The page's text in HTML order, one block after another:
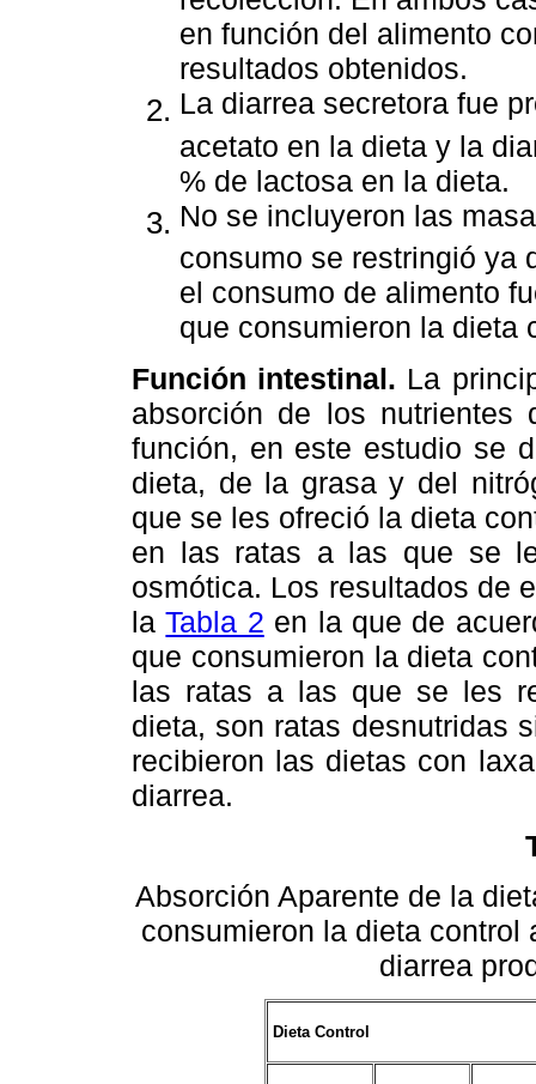
en función del alimento
resultados obtenidos.
La diarrea secretora fue
acetato en la dieta y la
% de lactosa en la dieta.
No se incluyeron las
consumo se restringió ya
el consumo de alimento
que consumieron la dieta
Función intestinal. La
absorción de los
función, en este estudio se
dieta, de la grasa y del
que se les ofreció la dieta
en las ratas a las que se
osmótica. Los resultados de
laTabla 2 en la que de
que consumieron la dieta
las ratas a las que se les
dieta, son ratas desnutridas
recibieron las dietas con
diarrea.
Absorción Aparente de la
consumieron la dieta
diarrea
Dieta Control